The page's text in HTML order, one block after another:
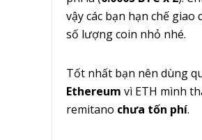
vậy các bạn hạn chế giao
số lượng coin nhỏ nhé.
Tốt nhất bạn nên dùng
Ethereum vì ETH mình
remitano chưa tốn phí.